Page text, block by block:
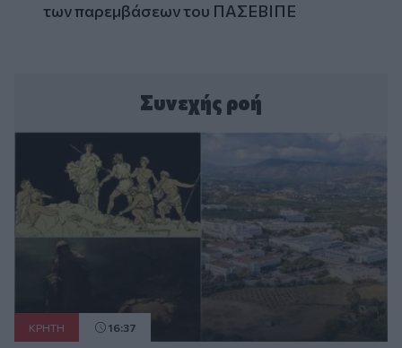
των παρεμβάσεων του ΠΑΣΕΒΙΠΕ
Συνεχής ροή
ΚΡΗΤΗ 16:37